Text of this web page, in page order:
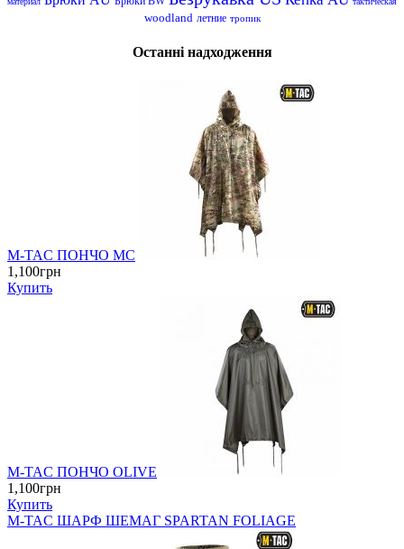
woodland летние тропик
Останні надходження
M-TAC ПОНЧО MC
1,100грн
Купить
M-TAC ПОНЧО OLIVE
1,100грн
Купить
M-TAC ШАРФ ШЕМАГ SPARTAN FOLIAGE